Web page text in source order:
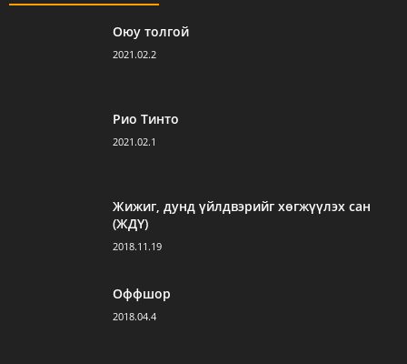
Оюу толгой
2021.02.2
Рио Тинто
2021.02.1
Жижиг, дунд үйлдвэрийг хөгжүүлэх сан
(ЖДҮ)
2018.11.19
Оффшор
2018.04.4